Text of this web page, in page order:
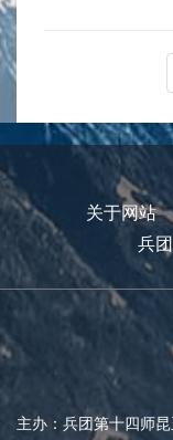
关于网站
兵
主办：兵团第十四师